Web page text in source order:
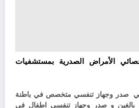
الأمراض الصدرية بمستشفيات
صدر وجهاز تنفسي متخصص في باطنة
و صدر وجهاز تنفسي اطفال في